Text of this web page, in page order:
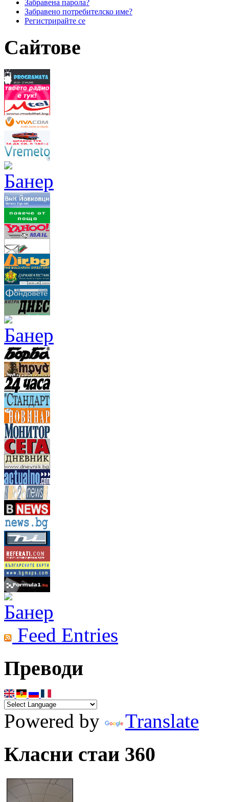
Забравена парола?
Забравено потребителско име?
Регистрирайте се
Сайтове
Feed Entries
Преводи
Powered by Translate
Класни стаи 360